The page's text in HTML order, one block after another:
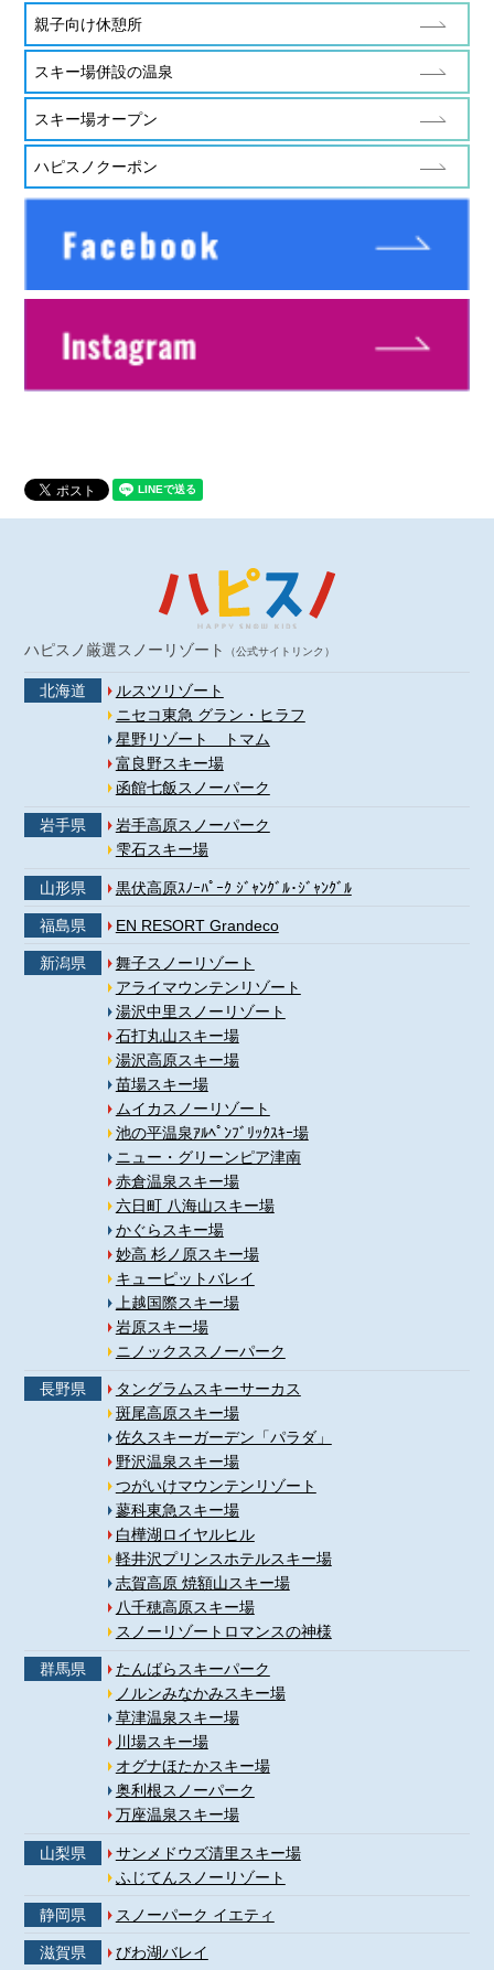
親子向け休憩所
スキー場併設の温泉
スキー場オープン
ハピスノクーポン
ハピスノ厳選スノーリゾート （公式サイトリンク）
北海道
ルスツリゾート
ニセコ東急 グラン・ヒラフ
星野リゾート トマム
富良野スキー場
函館七飯スノーパーク
岩手県
岩手高原スノーパーク
雫石スキー場
山形県 黒伏高原ｽﾉｰﾊﾟｰｸ ｼﾞｬﾝｸﾞﾙ･ｼﾞｬﾝｸﾞﾙ
福島県 EN RESORT Grandeco
新潟県
舞子スノーリゾート
アライマウンテンリゾート
湯沢中里スノーリゾート
石打丸山スキー場
湯沢高原スキー場
苗場スキー場
ムイカスノーリゾート
池の平温泉ｱﾙﾍﾟﾝﾌﾞﾘｯｸｽｷｰ場
ニュー・グリーンピア津南
赤倉温泉スキー場
六日町 八海山スキー場
かぐらスキー場
妙高 杉ノ原スキー場
キューピットバレイ
上越国際スキー場
岩原スキー場
ニノックススノーパーク
長野県
タングラムスキーサーカス
斑尾高原スキー場
佐久スキーガーデン「パラダ」
野沢温泉スキー場
つがいけマウンテンリゾート
蓼科東急スキー場
白樺湖ロイヤルヒル
軽井沢プリンスホテルスキー場
志賀高原 焼額山スキー場
八千穂高原スキー場
スノーリゾートロマンスの神様
群馬県
たんばらスキーパーク
ノルンみなかみスキー場
草津温泉スキー場
川場スキー場
オグナほたかスキー場
奥利根スノーパーク
万座温泉スキー場
山梨県
サンメドウズ清里スキー場
ふじてんスノーリゾート
静岡県 スノーパーク イエティ
滋賀県 びわ湖バレイ